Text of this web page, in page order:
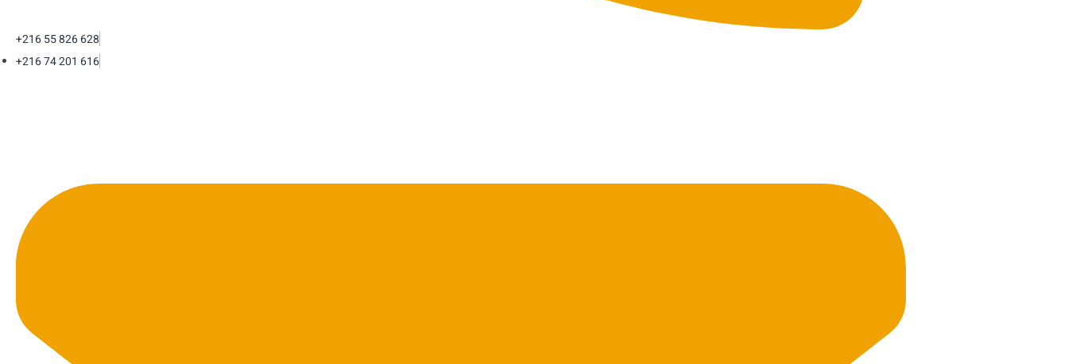
+216 55 826 628
+216 74 201 616